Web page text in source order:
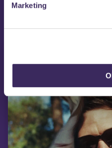
Marketing
MEZZ tipt